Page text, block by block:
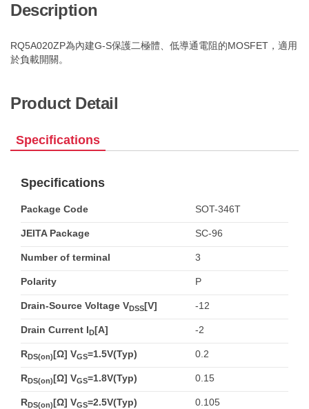
Description
RQ5A020ZP為內建G-S保護二極體、低導通電阻的MOSFET，適用
於負載開關。
Product Detail
Specifications
Specifications
Package Code SOT-346T
JEITA Package SC-96
Number of terminal 3
Polarity P
Drain-Source Voltage VDSS[V] -12
Drain Current ID[A] -2
RDS(on)[Ω] VGS=1.5V(Typ) 0.2
RDS(on)[Ω] VGS=1.8V(Typ) 0.15
RDS(on)[Ω] VGS=2.5V(Typ) 0.105